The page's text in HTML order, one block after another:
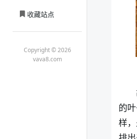
收藏站点
Copyright © 2026
vava8.com
的
样